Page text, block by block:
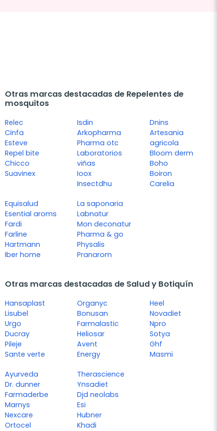
Otras marcas destacadas de Repelentes de
mosquitos
Relec
Cinfa
Esteve
Repel bite
Chicco
Suavinex
Isdin
Arkopharma
Pharma otc
Laboratorios
viñas
Ioox
Insectdhu
Dnins
Artesania
agricola
Bloom derm
Boho
Boiron
Carelia
Equisalud
Esential aroms
Fardi
Farline
Hartmann
Iber home
La saponaria
Labnatur
Mon deconatur
Pharma & go
Physalis
Pranarom
Otras marcas destacadas de Salud y Botiquín
Hansaplast
Lisubel
Urgo
Ducray
Pileje
Sante verte
Organyc
Bonusan
Farmalastic
Heliosar
Avent
Energy
Heel
Novadiet
Npro
Sotya
Ghf
Masmi
Ayurveda
Dr. dunner
Farmaderbe
Marnys
Nexcare
Ortocel
Therascience
Ynsadiet
Djd neolabs
Esi
Hubner
Khadi